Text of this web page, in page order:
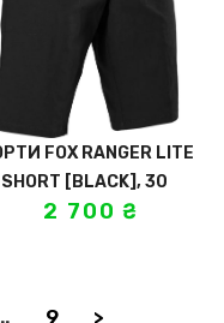
FOX RANGER LITE
SHORT [BLACK], 30
2 700₴
9 >